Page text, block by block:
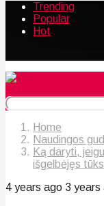
Trending
Popular
Hot
Home
Naudingos
Ką daryti,
išgelbėjęs
4 years ago 3 years